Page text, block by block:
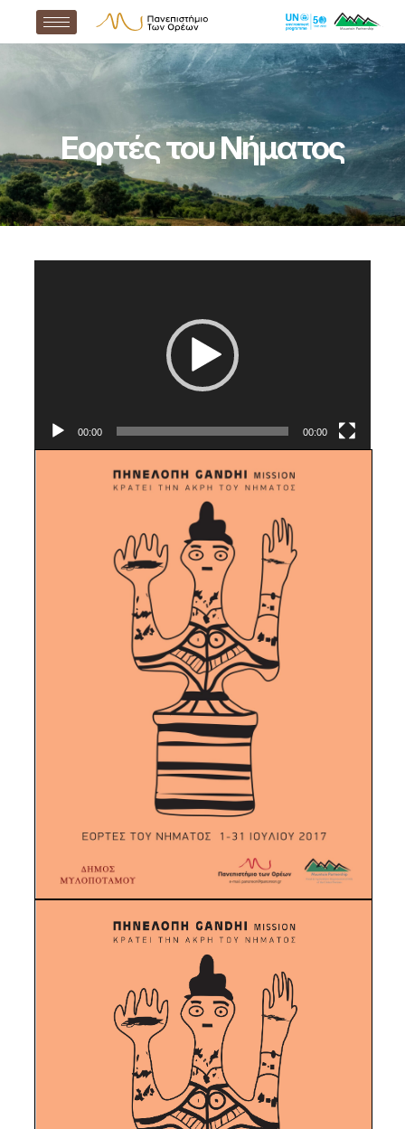
Εορτές του Νήματος
00:00 00:00